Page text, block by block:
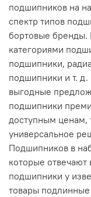
подшипников на
спектр типов
бортовые
категориями
подшипники,
подшипники и т.
выгодные
подшипники
доступным ценам,
универсальное
Подшипников в
которые
подшипники у
товары подлинные